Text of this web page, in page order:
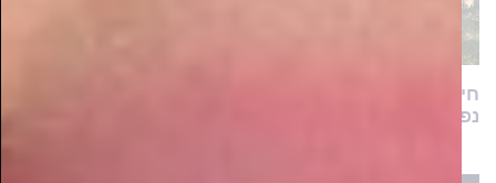
חיים ברמה: מתחם הפרמיום עם מגוון דירות יוקרה
נפתח למכירה בשכונת המגורים המבוקשת כתר הרמה